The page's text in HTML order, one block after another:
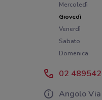
Mercoledì
Giovedì
Venerdì
Sabato
Domenica
02
Angolo